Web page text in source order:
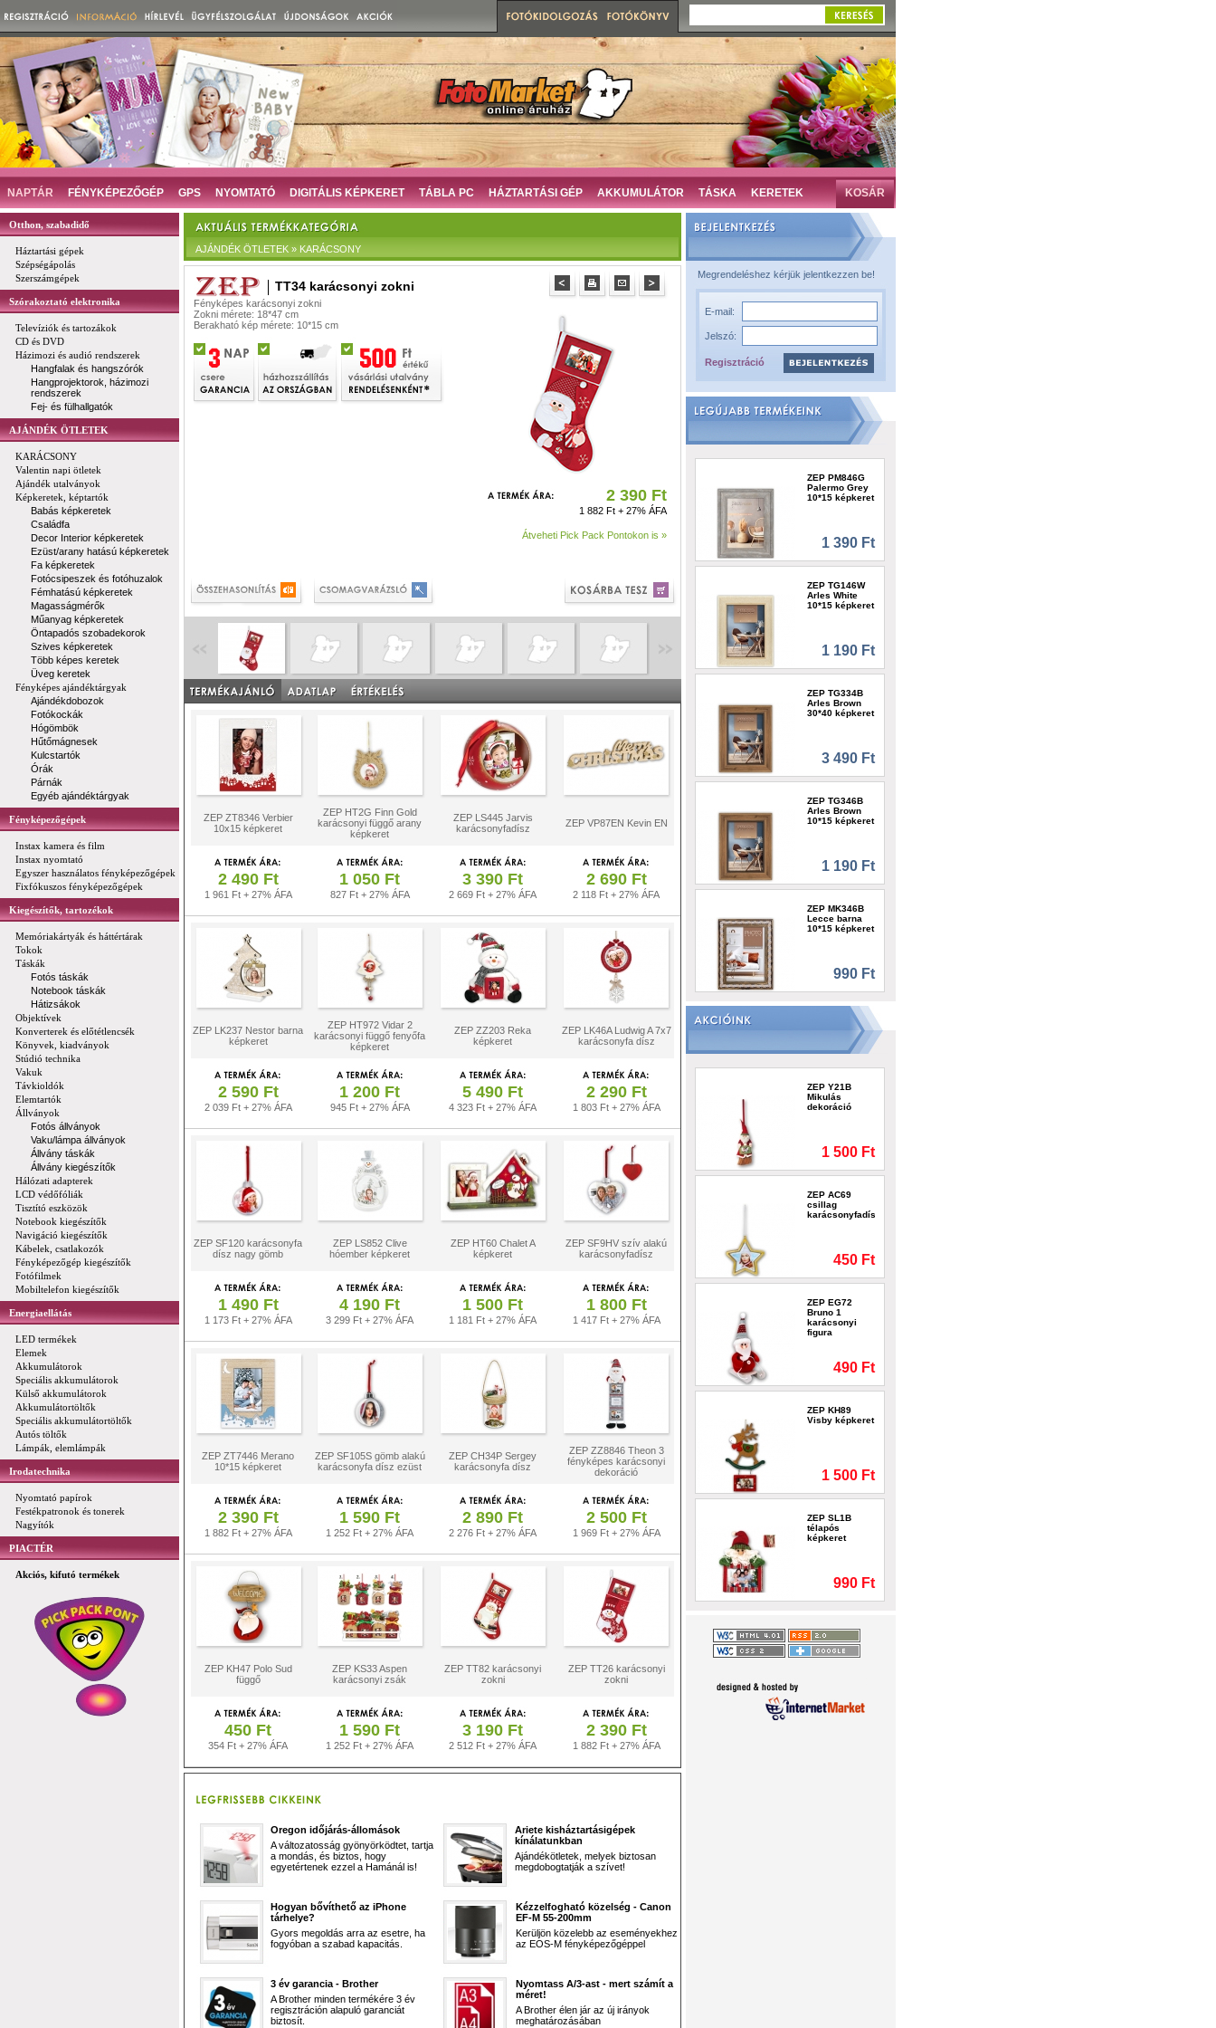
NAPTÁR FÉNYKÉPEZŐGÉP GPS NYOMTATÓ DIGITÁLIS KÉPKERET TÁBLA PC HÁZTARTÁSI GÉP AKKUMULÁTOR TÁSKA KERETEK KOSÁR
Otthon, szabadidő
Háztartási gépek
Szépségápolás
Szerszámgépek
Szórakoztató elektronika
Televíziók és tartozákok
CD és DVD
Házimozi és audió rendszerek
Hangfalak és hangszórók
Hangprojektorok, házimozi
rendszerek
Fej- és fülhallgatók
AJÁNDÉK ÖTLETEK
KARÁCSONY
Valentin napi ötletek
Ajándék utalványok
Képkeretek, képtartók
Babás képkeretek
Családfa
Decor Interior képkeretek
Ezüst/arany hatású képkeretek
Fa képkeretek
Fotócsipeszek és fotóhuzalok
Fémhatású képkeretek
Magasságmérők
Műanyag képkeretek
Öntapadós szobadekorok
Szives képkeretek
Több képes keretek
Üveg keretek
Fényképes ajándéktárgyak
Ajándékdobozok
Fotókockák
Hógömbök
Hűtőmágnesek
Kulcstartók
Órák
Párnák
Egyéb ajándéktárgyak
Fényképezőgépek
Instax kamera és film
Instax nyomtató
Egyszer használatos fényképezőgépek
Fixfókuszos fényképezőgépek
Kiegészítők, tartozékok
Memóriakártyák és háttértárak
Tokok
Táskák
Fotós táskák
Notebook táskák
Hátizsákok
Objektívek
Konverterek és előtétlencsék
Könyvek, kiadványok
Stúdió technika
Vakuk
Távkioldók
Elemtartók
Állványok
Fotós állványok
Vaku/lámpa állványok
Állvány táskák
Állvány kiegészítők
Hálózati adapterek
LCD védőfóliák
Tisztító eszközök
Notebook kiegészítők
Navigáció kiegészítők
Kábelek, csatlakozók
Fényképezőgép kiegészítők
Fotófilmek
Mobiltelefon kiegészítők
Energiaellátás
LED termékek
Elemek
Akkumulátorok
Speciális akkumulátorok
Külső akkumulátorok
Akkumulátortöltők
Speciális akkumulátortöltők
Autós töltők
Lámpák, elemlámpák
Irodatechnika
Nyomtató papírok
Festékpatronok és tonerek
Nagyítók
PIACTÉR
Akciós, kifutó termékek
AJÁNDÉK ÖTLETEK » KARÁCSONY
TT34 karácsonyi zokni
Fényképes karácsonyi zokni
Zokni mérete: 18*47 cm
Berakható kép mérete: 10*15 cm
2 390 Ft
1 882 Ft + 27% ÁFA
Átveheti Pick Pack Pontokon is »
ZEP ZT8346 Verbier
10x15 képkeret
ZEP HT2G Finn Gold
karácsonyi függő arany
képkeret
ZEP LS445 Jarvis
karácsonyfadísz
ZEP VP87EN Kevin EN
2 490 Ft
1 961 Ft + 27% ÁFA
1 050 Ft
827 Ft + 27% ÁFA
3 390 Ft
2 669 Ft + 27% ÁFA
2 690 Ft
2 118 Ft + 27% ÁFA
ZEP LK237 Nestor barna
képkeret
ZEP HT972 Vidar 2
karácsonyi függő fenyőfa
képkeret
ZEP ZZ203 Reka
képkeret
ZEP LK46A Ludwig A 7x7
karácsonyfa dísz
2 590 Ft
2 039 Ft + 27% ÁFA
1 200 Ft
945 Ft + 27% ÁFA
5 490 Ft
4 323 Ft + 27% ÁFA
2 290 Ft
1 803 Ft + 27% ÁFA
ZEP SF120 karácsonyfa
dísz nagy gömb
ZEP LS852 Clive
hóember képkeret
ZEP HT60 Chalet A
képkeret
ZEP SF9HV szív alakú
karácsonyfadísz
1 490 Ft
1 173 Ft + 27% ÁFA
4 190 Ft
3 299 Ft + 27% ÁFA
1 500 Ft
1 181 Ft + 27% ÁFA
1 800 Ft
1 417 Ft + 27% ÁFA
ZEP ZT7446 Merano
10*15 képkeret
ZEP SF105S gömb alakú
karácsonyfa dísz ezüst
ZEP CH34P Sergey
karácsonyfa dísz
ZEP ZZ8846 Theon 3
fényképes karácsonyi
dekoráció
2 390 Ft
1 882 Ft + 27% ÁFA
1 590 Ft
1 252 Ft + 27% ÁFA
2 890 Ft
2 276 Ft + 27% ÁFA
2 500 Ft
1 969 Ft + 27% ÁFA
ZEP KH47 Polo Sud
függő
ZEP KS33 Aspen
karácsonyi zsák
ZEP TT82 karácsonyi
zokni
ZEP TT26 karácsonyi
zokni
450 Ft
354 Ft + 27% ÁFA
1 590 Ft
1 252 Ft + 27% ÁFA
3 190 Ft
2 512 Ft + 27% ÁFA
2 390 Ft
1 882 Ft + 27% ÁFA
Oregon időjárás-állomások
A változatosság gyönyörködtet, tartja
a mondás, és biztos, hogy
egyetértenek ezzel a Hamánál is!
Ariete kisháztartásigépek
kínálatunkban
Ajándékötletek, melyek biztosan
megdobogtatják a szívet!
Hogyan bővíthető az iPhone
tárhelye?
Gyors megoldás arra az esetre, ha
fogyóban a szabad kapacitás.
Kézzelfogható közelség - Canon
EF-M 55-200mm
Kerüljön közelebb az eseményekhez
az EOS-M fényképezőgéppel
3 év garancia - Brother
A Brother minden termékére 3 év
regisztráción alapuló garanciát
biztosít.
Nyomtass A/3-ast - mert számít a
méret!
A Brother élen jár az új irányok
meghatározásában
Megrendeléshez kérjük jelentkezzen be!
E-mail:
Jelszó:
Regisztráció
ZEP PM846G
Palermo Grey
10*15 képkeret
1 390 Ft
ZEP TG146W
Arles White
10*15 képkeret
1 190 Ft
ZEP TG334B
Arles Brown
30*40 képkeret
3 490 Ft
ZEP TG346B
Arles Brown
10*15 képkeret
1 190 Ft
ZEP MK346B
Lecce barna
10*15 képkeret
990 Ft
ZEP Y21B
Mikulás
dekoráció
1 500 Ft
ZEP AC69
csillag
karácsonyfadísz
450 Ft
ZEP EG72
Bruno 1
karácsonyi
figura
490 Ft
ZEP KH89
Visby képkeret
1 500 Ft
ZEP SL1B
télapós
képkeret
990 Ft